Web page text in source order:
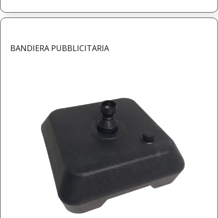
BANDIERA PUBBLICITARIA